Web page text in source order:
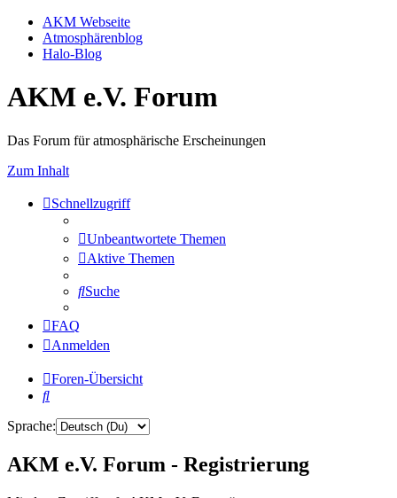
AKM Webseite
Atmosphärenblog
Halo-Blog
AKM e.V. Forum
Das Forum für atmosphärische Erscheinungen
Zum Inhalt
Schnellzugriff
Unbeantwortete Themen
Aktive Themen
Suche
FAQ
Anmelden
Foren-Übersicht
Suche
Sprache:
AKM e.V. Forum - Registrierung